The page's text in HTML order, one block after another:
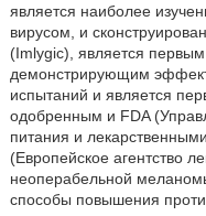
является наиболее
вирусом, и
(Imlygic), является
демонстрирующим
испытаний и является
одобренным и FDA
питания и
(Европейское агентство
неоперабельной
способы повышения